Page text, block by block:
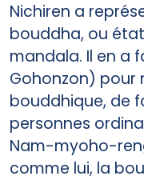
Nichiren a
bouddha, ou état
mandala. Il en a
Gohonzon) pour
bouddhique, de
personnes
Nam-myoho-
comme lui, la